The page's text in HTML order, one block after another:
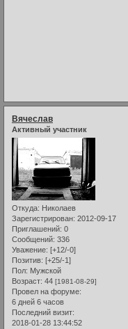
Вячеслав
Активный участник
Откуда: Николаев
Зарегистрирован: 2012-09-17
Приглашений: 0
Сообщений: 336
Уважение: [+12/-0]
Позитив: [+25/-1]
Пол: Мужской
Возраст: 44 [1981-08-29]
Провел на форуме:
6 дней 6 часов
Последний визит:
2018-01-28 13:44:52